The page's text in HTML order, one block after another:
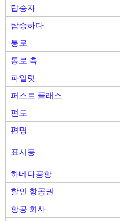
탑승자
탑승하다
통로
통로 측
파일럿
퍼스트 클래스
편도
편명
표시등
하네다공항
할인 항공권
항공 회사